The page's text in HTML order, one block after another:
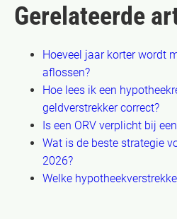
Gerelateerde
Hoeveel jaar korter wordt
aflossen?
Hoe lees ik een
geldverstrekker correct?
Is een ORV verplicht bij
Wat is de beste strategie
2026?
Welke